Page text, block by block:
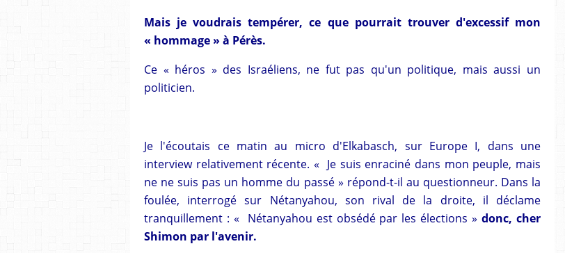
Mais je voudrais tempérer, ce que pourrait trouver d'excessif mon
« hommage » à Pérès.
Ce « héros » des Israéliens, ne fut pas qu'un politique, mais aussi un
politicien.
Je l'écoutais ce matin au micro d'Elkabasch, sur Europe I, dans une
interview relativement récente. « Je suis enraciné dans mon peuple, mais
ne ne suis pas un homme du passé » répond-t-il au questionneur. Dans la
foulée, interrogé sur Nétanyahou, son rival de la droite, il déclame
tranquillement : « Nétanyahou est obsédé par les élections » donc, cher
Shimon par l'avenir.